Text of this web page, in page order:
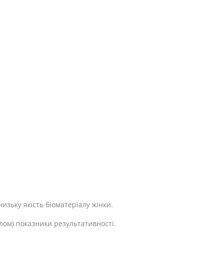
якість біоматеріалу жінки.
показники результативності.